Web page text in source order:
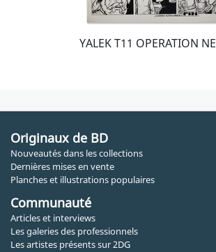
Originaux de BD
Nouveautés dans les collections
Dernières mises en vente
Planches et illustrations populaires
Communauté
Articles et interviews
Les galeries des professionnels
Les artistes présents sur 2DG